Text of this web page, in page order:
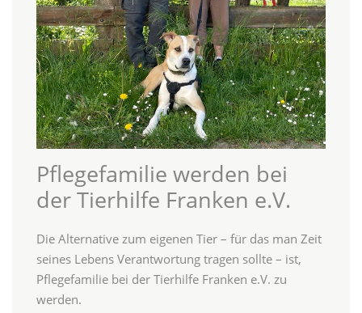
Pflegefamilie werden bei
der Tierhilfe Franken e.V.
Die Alternative zum eigenen Tier – für das man Zeit
seines Lebens Verantwortung tragen sollte – ist,
Pflegefamilie bei der Tierhilfe Franken e.V. zu
werden.